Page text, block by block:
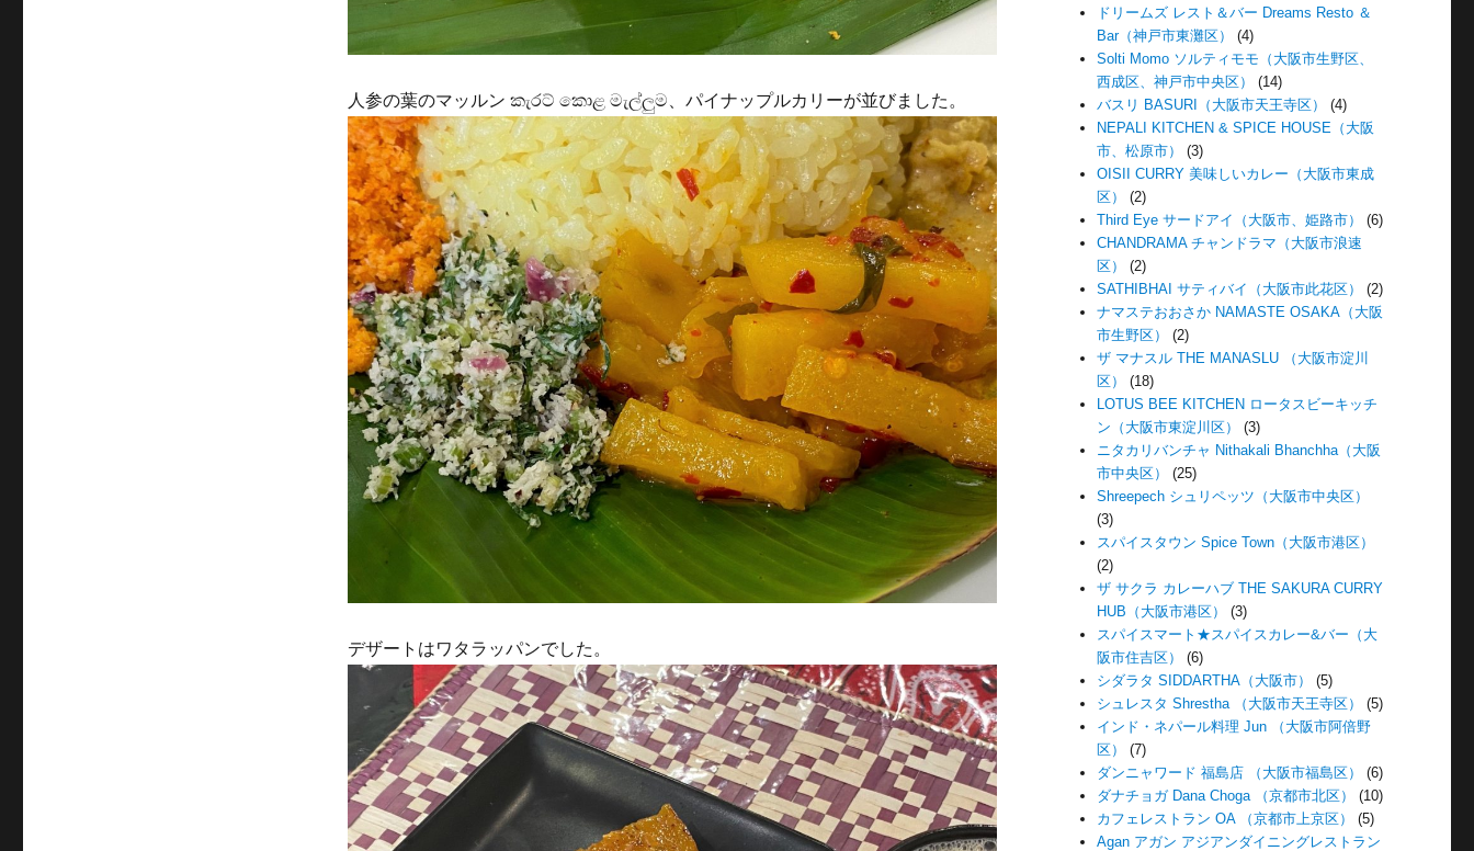
人参の葉のマッルン කැරට් කොළ මැල්ලුම、パイナップルカリーが並びました。
デザートはワタラッパンでした。
ドリームズ レスト＆バー Dreams Resto ＆
Bar（神戸市東灘区）
(4)
Solti Momo ソルティモモ（大阪市生野区、
西成区、神戸市中央区）
(14)
バスリ BASURI（大阪市天王寺区）
(4)
NEPALI KITCHEN & SPICE HOUSE（大阪
市、松原市）
(3)
OISII CURRY 美味しいカレー（大阪市東成
区）
(2)
Third Eye サードアイ（大阪市、姫路市）
(6)
CHANDRAMA チャンドラマ（大阪市浪速
区）
(2)
SATHIBHAI サティバイ（大阪市此花区）
(2)
ナマステおおさか NAMASTE OSAKA（大阪
市生野区）
(2)
ザ マナスル THE MANASLU （大阪市淀川
区）
(18)
LOTUS BEE KITCHEN ロータスビーキッチ
ン（大阪市東淀川区）
(3)
ニタカリバンチャ Nithakali Bhanchha（大阪
市中央区）
(25)
Shreepech シュリペッツ（大阪市中央区）
(3)
スパイスタウン Spice Town（大阪市港区）
(2)
ザ サクラ カレーハブ THE SAKURA CURRY
HUB（大阪市港区）
(3)
スパイスマート★スパイスカレー&バー（大
阪市住吉区）
(6)
シダラタ SIDDARTHA（大阪市）
(5)
シュレスタ Shrestha （大阪市天王寺区）
(5)
インド・ネパール料理 Jun （大阪市阿倍野
区）
(7)
ダンニャワード 福島店 （大阪市福島区）
(6)
ダナチョガ Dana Choga （京都市北区）
(10)
カフェレストラン OA （京都市上京区）
(5)
Agan アガン アジアンダイニングレストラン